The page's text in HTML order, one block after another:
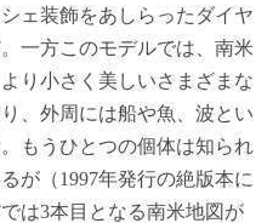
ェ装飾をあしらったダイヤ
一方このモデルでは、南米
り小さく美しいさまざまな
、外周には船や魚、波とい
もうひとつの個体は知られ
が（1997年発行の絶版本に
は3本目となる南米地図が